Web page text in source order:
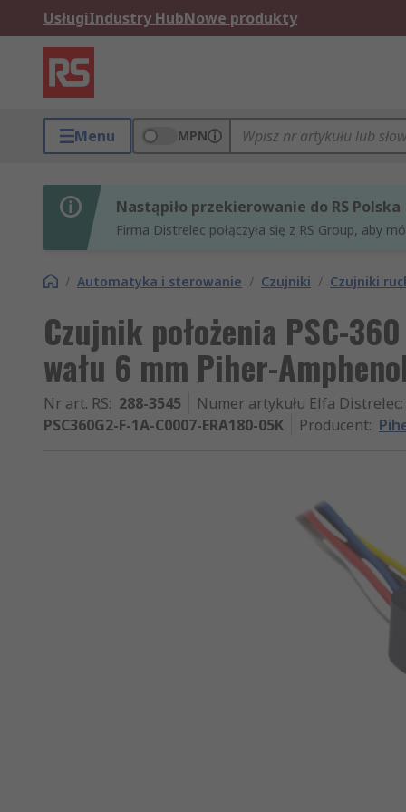
UsługiIndustry HubNowe produkty
Menu MPN
Nastąpiło przekierowanie do RS Polska
Firma Distrelec połączyła się z RS Group, aby
/ Automatyka i sterowanie / Czujniki / Czujniki
Czujnik położenia PSC-
wału 6 mm Piher-
Nr art. RS: 288-3545 Numer artykułu Elfa Distrelec:
PSC360G2-F-1A-C0007-ERA180-05K
Producent: